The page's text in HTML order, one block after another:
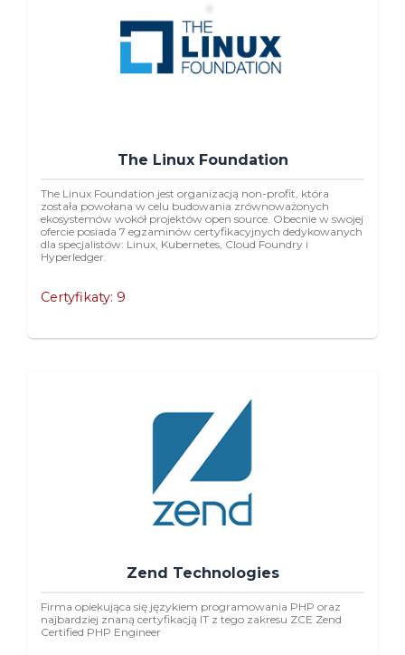
The Linux Foundation
The Linux Foundation jest organizacją non-profit, która
została powołana w celu budowania zrównoważonych
ekosystemów wokół projektów open source. Obecnie w swojej
ofercie posiada 7 egzaminów certyfikacyjnych dedykowanych
dla specjalistów: Linux, Kubernetes, Cloud Foundry i
Hyperledger.
Certyfikaty: 9
Zend Technologies
Firma opiekująca się językiem programowania PHP oraz
najbardziej znaną certyfikacją IT z tego zakresu ZCE Zend
Certified PHP Engineer